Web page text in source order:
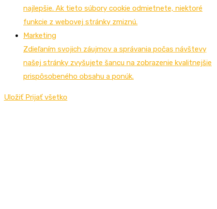
najlepšie. Ak tieto súbory cookie odmietnete, niektoré
funkcie z webovej stránky zmiznú.
Marketing
Zdieľaním svojich záujmov a správania počas návštevy
našej stránky zvyšujete šancu na zobrazenie kvalitnejšie
prispôsobeného obsahu a ponúk.
Uložiť Prijať všetko